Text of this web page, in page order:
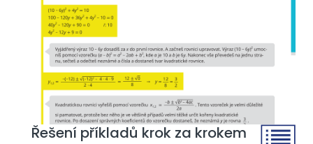
Řešení příkladů krok za krokem